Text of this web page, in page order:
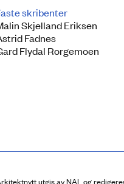
skribenter
Skjelland Eriksen
Fadnes
Flydal Rorgemoen
utgis av NAL og